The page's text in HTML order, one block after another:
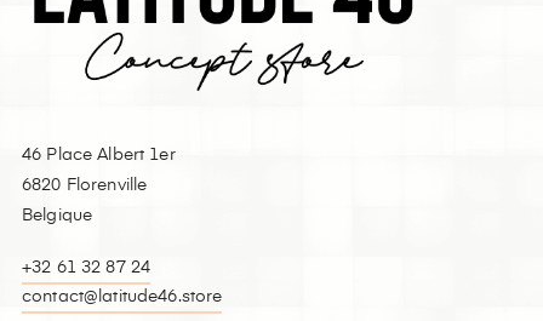
46 Place Albert 1er
6820 Florenville
Belgique
+32 61 32 87 24
contact@latitude46.store